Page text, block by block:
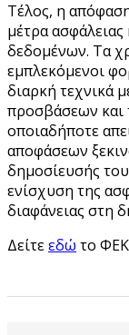
Τέλος, η
μέτρα
δεδομένων. Τα
εμπλεκόμενοι
διαρκή τεχνικά
προσβάσεων και
οποιαδήποτε
αποφάσεων
δημοσίευσής
ενίσχυση της
διαφάνειας στη
Δείτεεδώ το ΦΕΚ